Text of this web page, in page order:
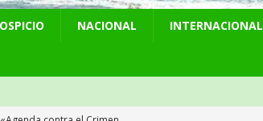
NACIONAL INTERNACIONAL